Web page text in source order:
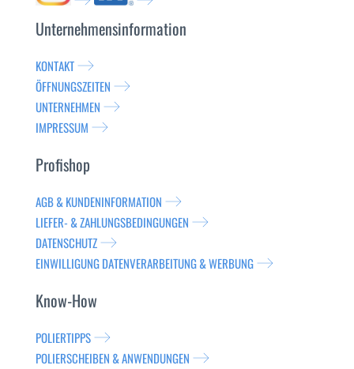
Unternehmensinformation
KONTAKT
ÖFFNUNGSZEITEN
UNTERNEHMEN
IMPRESSUM
Profishop
AGB & KUNDENINFORMATION
LIEFER- & ZAHLUNGSBEDINGUNGEN
DATENSCHUTZ
EINWILLIGUNG DATENVERARBEITUNG & WERBUNG
Know-How
POLIERTIPPS
POLIERSCHEIBEN & ANWENDUNGEN